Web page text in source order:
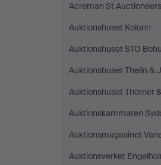
Acreman St
Auktionshuset Kolonn
Auktionshuset STO
Auktionshuset Thelin &
Auktionshuset Thörner
Auktionskammaren
Auktionsmagasinet
Auktionsverket